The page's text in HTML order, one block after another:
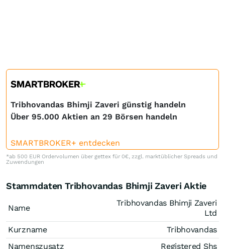
Tribhovandas Bhimji Zaveri günstig handeln
Über 95.000 Aktien an 29 Börsen handeln
SMARTBROKER+ entdecken
*ab 500 EUR Ordervolumen über gettex für 0€, zzgl. marktüblicher Spreads und
Zuwendungen
Stammdaten Tribhovandas Bhimji Zaveri Aktie
Name
Tribhovandas Bhimji Zaveri
Ltd
Kurzname
Tribhovandas
Namenszusatz
Registered Shs